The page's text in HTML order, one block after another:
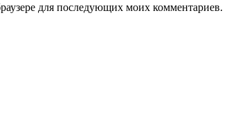
для последующих моих комментариев.